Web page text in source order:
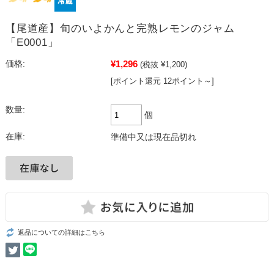
【尾道産】旬のいよかんと完熟レモンのジャム
「E0001」
価格: ¥1,296 (税抜 ¥1,200)
[ポイント還元 12ポイント～]
数量:
個
在庫: 準備中又は現在品切れ
返品についての詳細はこちら